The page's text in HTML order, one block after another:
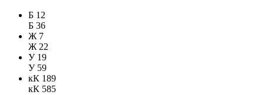
Б 12
Б 36
Ж 7
Ж 22
У 19
У 59
кК 189
кК 585